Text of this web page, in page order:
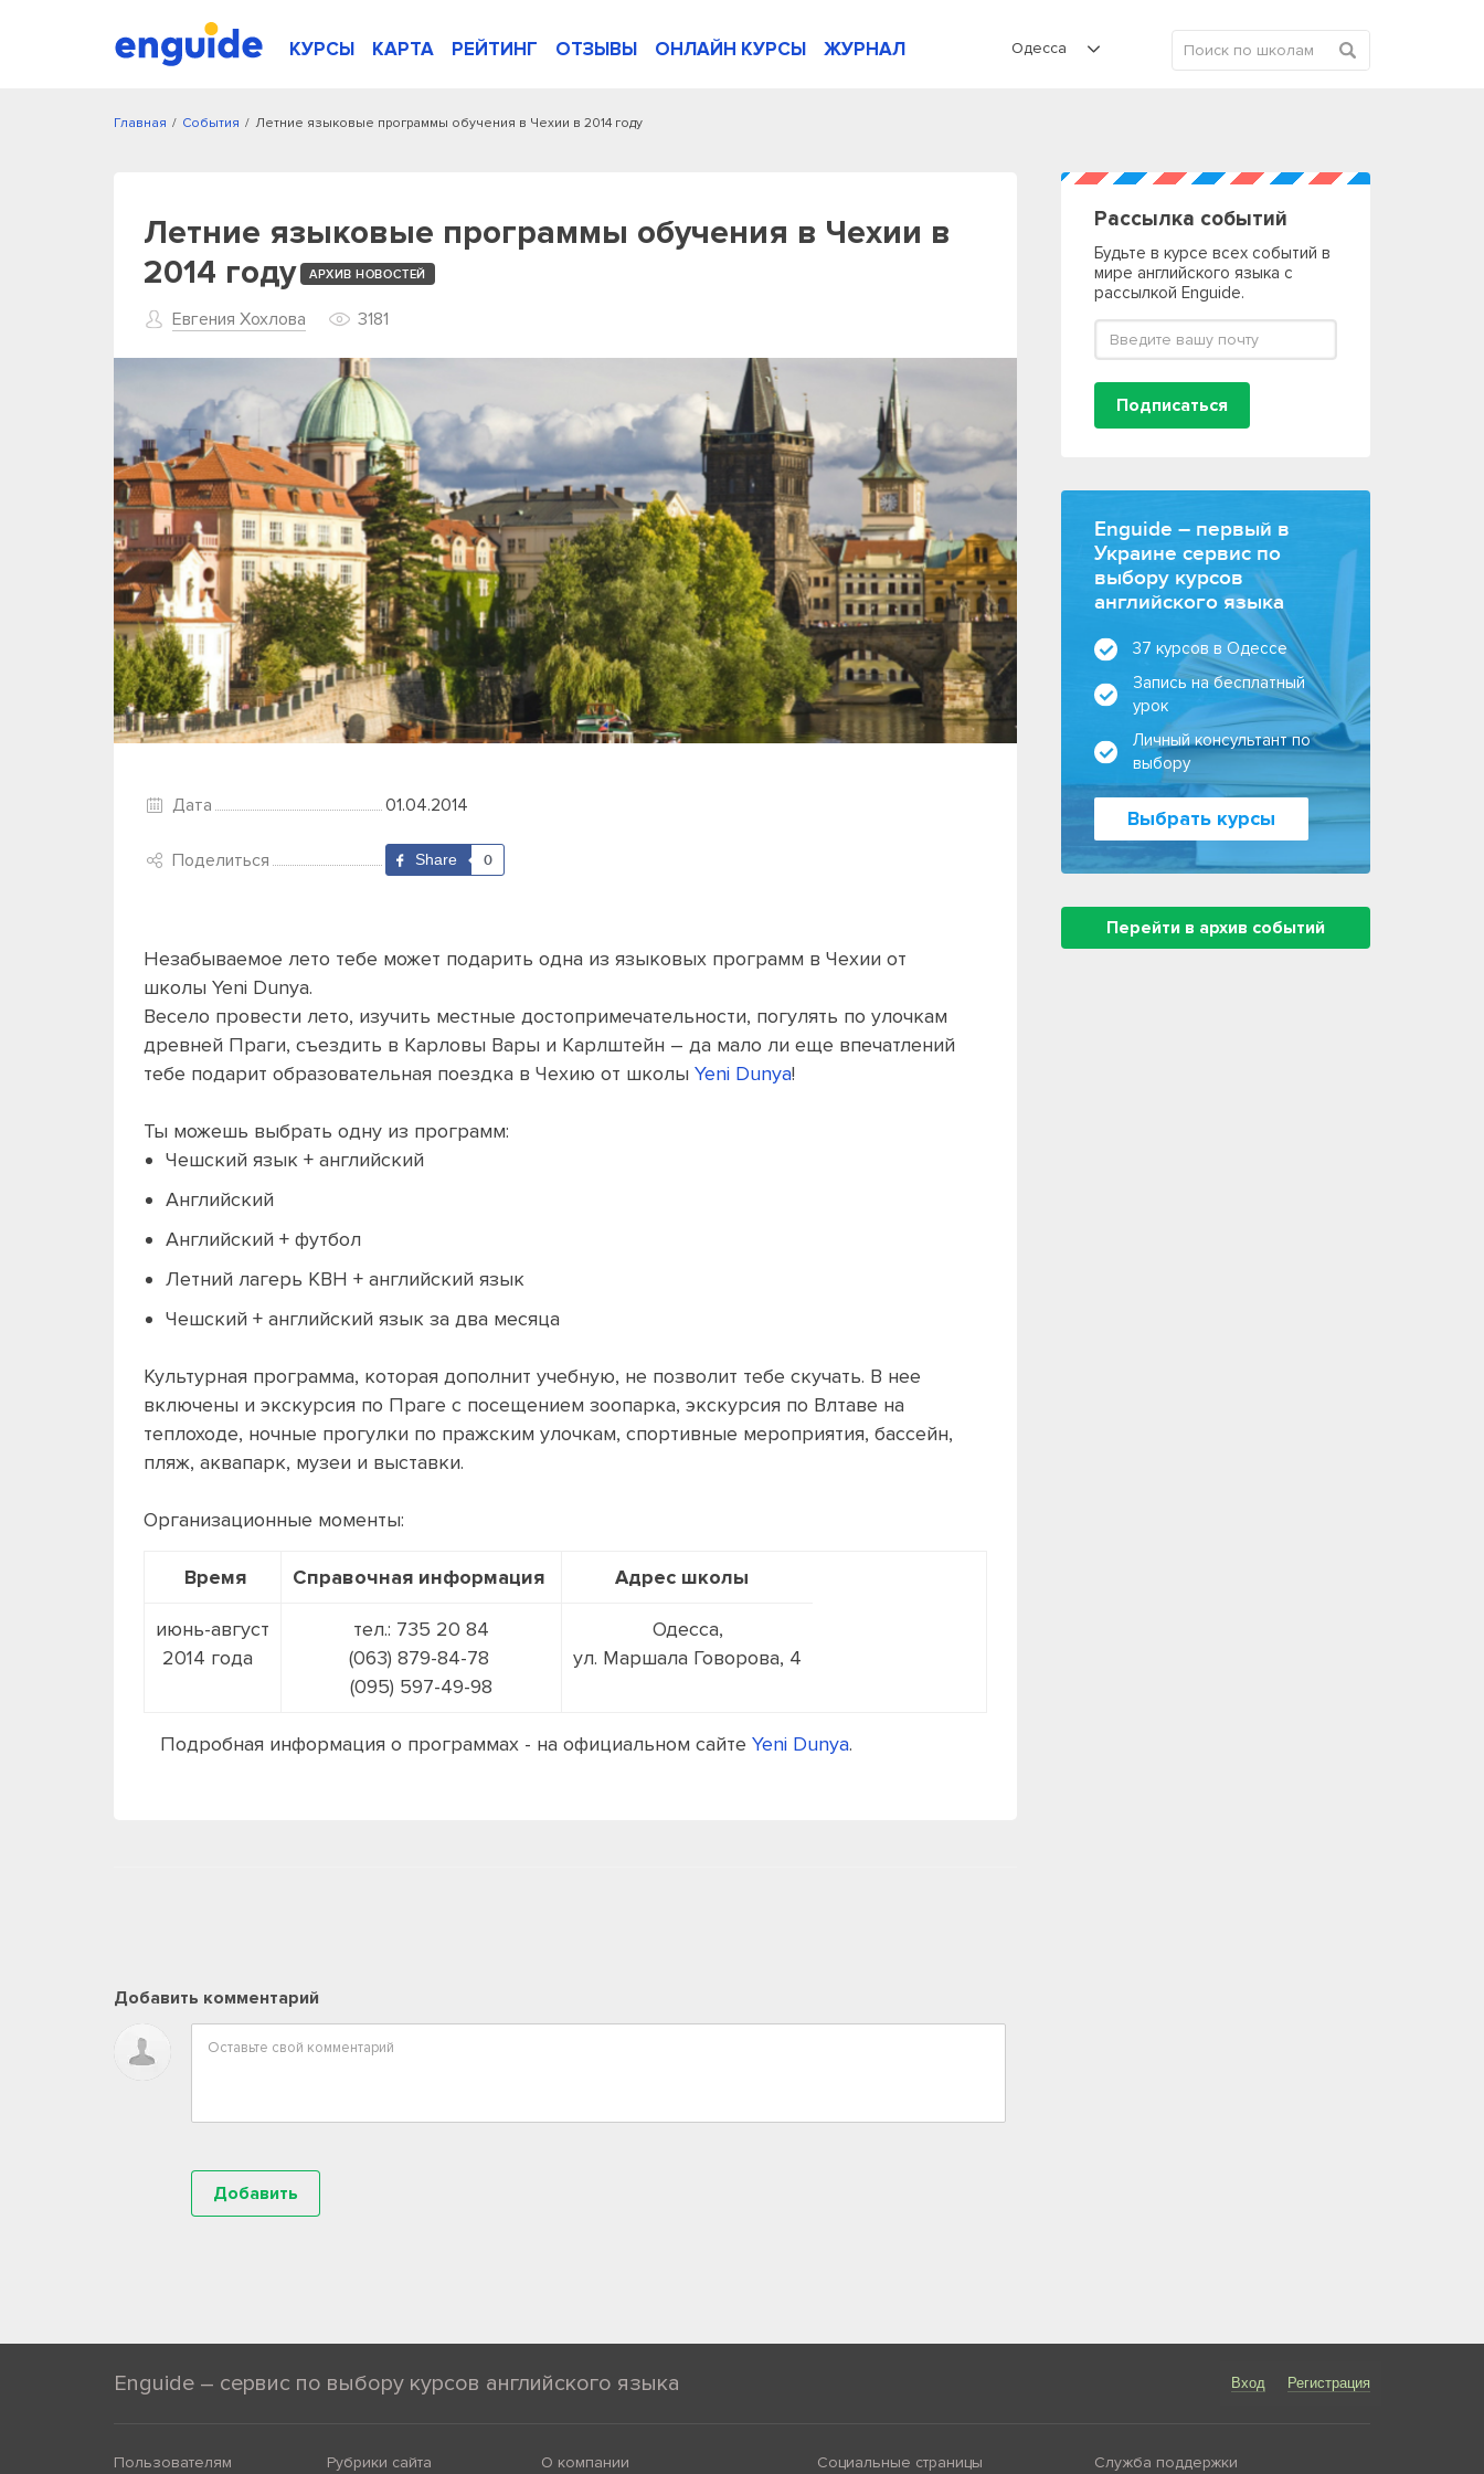
КУРСЫ КАРТА РЕЙТИНГ ОТЗЫВЫ ОНЛАЙН КУРСЫ ЖУРНАЛ Одесса
/
Главная /
События Летние языковые программы обучения в Чехии в 2014 году
Летние языковые программы обучения в Чехии в
2014 году
АРХИВ НОВОСТЕЙ
Евгения Хохлова 3181
Дата 01.04.2014
Поделиться Share 0
Незабываемое лето тебе может подарить одна из языковых программ в Чехии от
школы Yeni Dunya.
Весело провести лето, изучить местные достопримечательности, погулять по улочкам
древней Праги, съездить в Карловы Вары и Карлштейн – да мало ли еще впечатлений
тебе подарит образовательная поездка в Чехию от школы Yeni Dunya!
Ты можешь выбрать одну из программ:
Чешский язык + английский
Английский
Английский + футбол
Летний лагерь КВН + английский язык
Чешский + английский язык за два месяца
Культурная программа, которая дополнит учебную, не позволит тебе скучать. В нее
включены и экскурсия по Праге с посещением зоопарка, экскурсия по Влтаве на
теплоходе, ночные прогулки по пражским улочкам, спортивные мероприятия, бассейн,
пляж, аквапарк, музеи и выставки.
Организационные моменты:
Время Справочная информация Адрес школы
июнь-август
2014 года
тел.: 735 20 84
(063) 879-84-78
(095) 597-49-98
Одесса,
ул. Маршала Говорова, 4
Подробная информация о программах - на официальном сайте Yeni Dunya.
Добавить комментарий
Рассылка событий
Будьте в курсе всех событий в
мире английского языка с
рассылкой Enguide.
Подписаться
Enguide – первый в
Украине сервис по
выбору курсов
английского языка
37 курсов в Одессе
Запись на бесплатный
урок
Личный консультант по
выбору
Выбрать курсы
Перейти в архив событий
Enguide – сервис по выбору курсов английского языка Вход Регистрация
Пользователям Рубрики сайта О компании Социальные страницы Служба поддержки